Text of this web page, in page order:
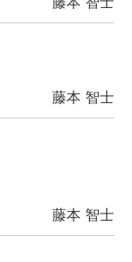
藤本 智士
藤本 智士